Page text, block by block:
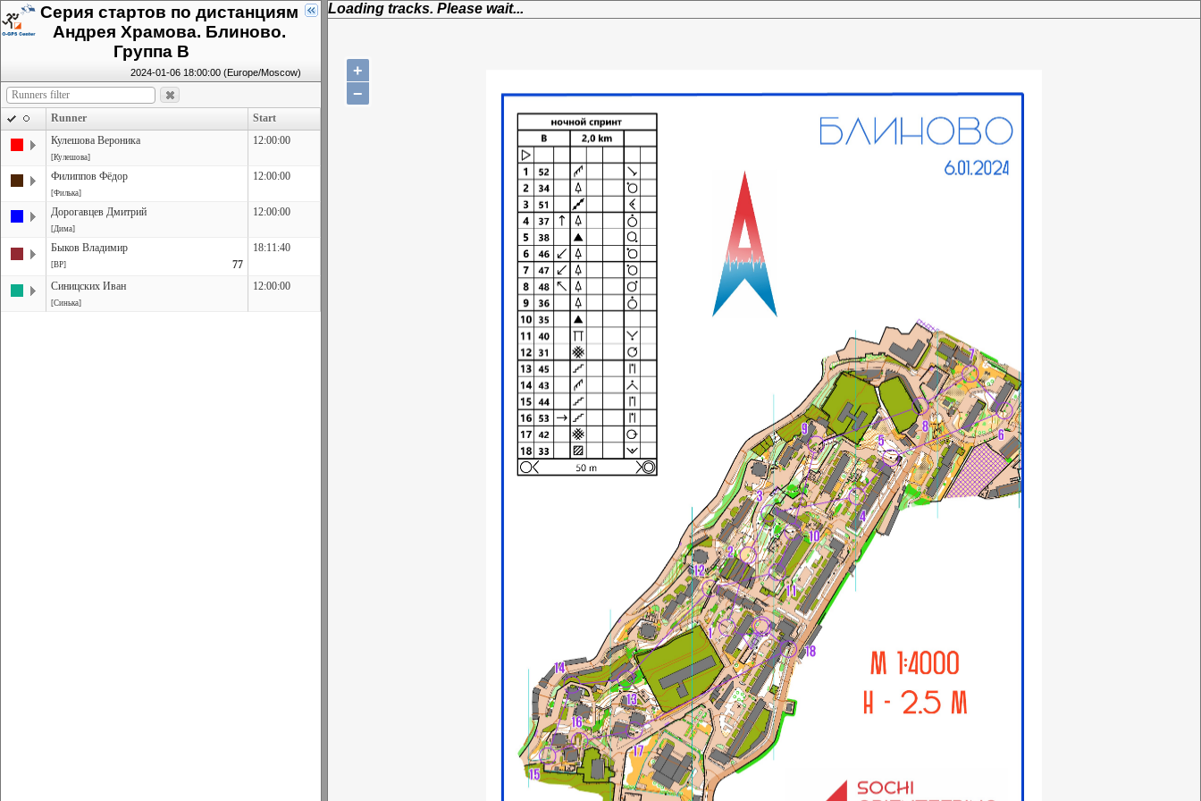
Серия стартов по дистанциям
Андрея Храмова. Блиново.
Группа В
2024-01-06 18:00:00 (Europe/Moscow)
Runner
Start
Кулешова Вероника
[Кулешова]
12:00:00
Филиппов Фёдор
[Филька]
12:00:00
Дорогавцев Дмитрий
[Дима]
12:00:00
Быков Владимир
[ВР] 77
18:11:40
Синицских Иван
[Синька]
12:00:00
Loading tracks. Please wait...
+
−